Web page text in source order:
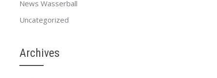
News Wasserball
Uncategorized
Archives